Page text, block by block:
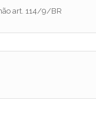
art. 114/9/BR